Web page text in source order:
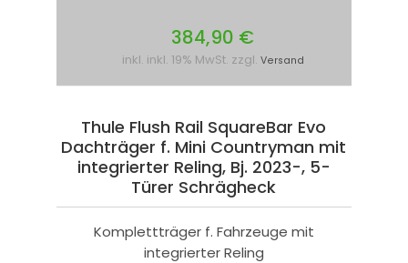
384,90 €
inkl. inkl. 19% MwSt. zzgl. Versand
Thule Flush Rail SquareBar Evo
Dachträger f. Mini Countryman mit
integrierter Reling, Bj. 2023-, 5-
Türer Schrägheck
Komplettträger f. Fahrzeuge mit
integrierter Reling